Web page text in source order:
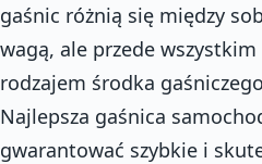
gaśnic różnią się między
wagą, ale przede
rodzajem środka
Najlepsza gaśnica
gwarantować szybkie i